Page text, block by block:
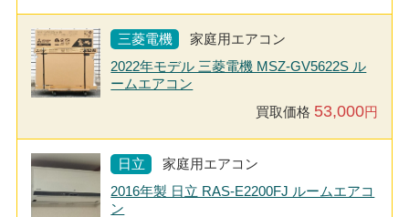
三菱電機
家庭用エアコン
2022年モデル 三菱電機 MSZ-GV5622S ル
ームエアコン
買取価格 53,000円
日立
家庭用エアコン
2016年製 日立 RAS-E2200FJ ルームエアコ
ン